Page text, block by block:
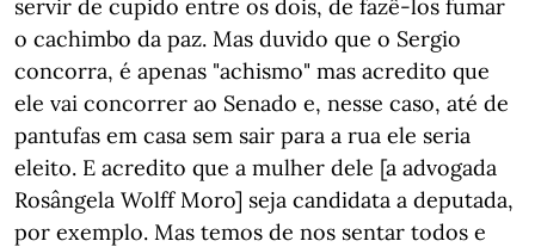
servir de cupido entre os dois, de fazê-los fumar
o cachimbo da paz. Mas duvido que o Sergio
concorra, é apenas "achismo" mas acredito que
ele vai concorrer ao Senado e, nesse caso, até de
pantufas em casa sem sair para a rua ele seria
eleito. E acredito que a mulher dele [a advogada
Rosângela Wolff Moro] seja candidata a deputada,
por exemplo. Mas temos de nos sentar todos e